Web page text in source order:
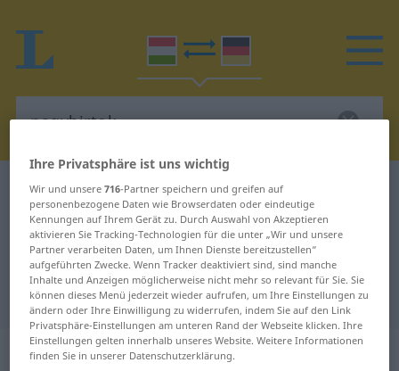
Ungarisch-Deutsch Wörterbuch nagybirtok
Ungarisch-Deutsch Übersetzung
für "nagybirtok"
"nagybirtok" Deutsch Übersetzung
„nagybirtok“
Ihre Privatsphäre ist uns wichtig
Wir und unsere716-Partner speichern und greifen auf
personenbezogene Daten wie Browserdaten oder eindeutige
Kennungen auf Ihrem Gerät zu. Durch Auswahl von Akzeptieren
aktivieren Sie Tracking-Technologien für die unter „Wir und unsere
Partner verarbeiten Daten, um Ihnen Dienste bereitzustellen“
aufgeführten Zwecke. Wenn Tracker deaktiviert sind, sind manche
Inhalte und Anzeigen möglicherweise nicht mehr so relevant für Sie. Sie
können dieses Menü jederzeit wieder aufrufen, um Ihre Einstellungen zu
ändern oder Ihre Einwilligung zu widerrufen, indem Sie auf den Link
Privatsphäre-Einstellungen am unteren Rand der Webseite klicken. Ihre
Einstellungen gelten innerhalb unseres Website. Weitere Informationen
finden Sie in unserer Datenschutzerklärung.